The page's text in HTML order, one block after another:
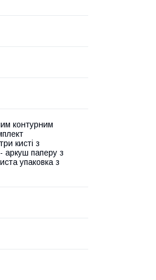
контурним
кисті з
аркуш паперу з
упаковка з